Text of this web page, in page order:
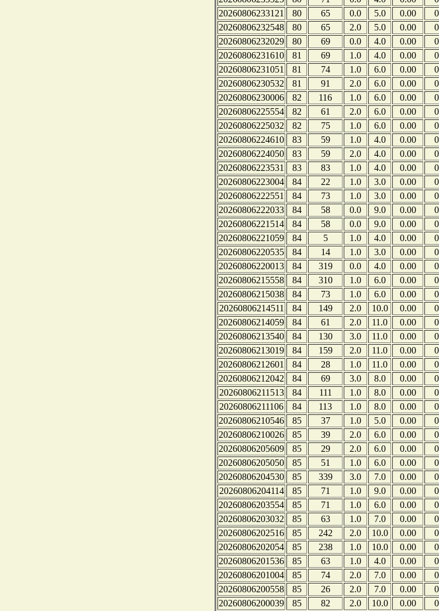
20260806233121
80 65 0.0 5.0 0.00
20260806232548
80 65 2.0 5.0 0.00
20260806232029
80 69 0.0 4.0 0.00
20260806231610
81 69 1.0 4.0 0.00
20260806231051
81 74 1.0 6.0 0.00
20260806230532
81 91 2.0 6.0 0.00
20260806230006
82 116 1.0 6.0 0.00
20260806225554
82 61 2.0 6.0 0.00
20260806225032
82 75 1.0 6.0 0.00
20260806224610
83 59 1.0 4.0 0.00
20260806224050
83 59 2.0 4.0 0.00
20260806223531
83 83 1.0 4.0 0.00
20260806223004
84 22 1.0 3.0 0.00
20260806222551
84 73 1.0 3.0 0.00
20260806222033
84 58 0.0 9.0 0.00
20260806221514
84 58 0.0 9.0 0.00
20260806221059
84 5 1.0 4.0 0.00
20260806220535
84 14 1.0 3.0 0.00
20260806220013
84 319 0.0 4.0 0.00
20260806215558
84 310 1.0 6.0 0.00
20260806215038
84 73 1.0 6.0 0.00
20260806214511
84 149 2.0 10.0 0.00
20260806214059
84 61 2.0 11.0 0.00
20260806213540
84 130 3.0 11.0 0.00
20260806213019
84 159 2.0 11.0 0.00
20260806212601
84 28 1.0 11.0 0.00
20260806212042
84 69 3.0 8.0 0.00
20260806211513
84 111 1.0 8.0 0.00
20260806211106
84 113 1.0 8.0 0.00
20260806210546
85 37 1.0 5.0 0.00
20260806210026
85 39 2.0 6.0 0.00
20260806205609
85 29 2.0 6.0 0.00
20260806205050
85 51 1.0 6.0 0.00
20260806204530
85 339 3.0 7.0 0.00
20260806204114
85 71 1.0 9.0 0.00
20260806203554
85 71 1.0 6.0 0.00
20260806203032
85 63 1.0 7.0 0.00
20260806202516
85 242 2.0 10.0 0.00
20260806202054
85 238 1.0 10.0 0.00
20260806201536
85 63 1.0 4.0 0.00
20260806201004
85 74 2.0 7.0 0.00
20260806200558
85 26 2.0 7.0 0.00
20260806200039
85 82 2.0 10.0 0.00